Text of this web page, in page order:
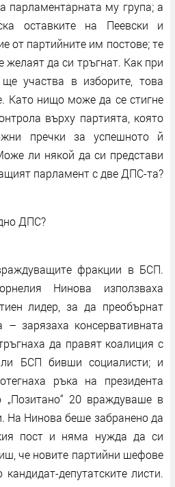
парламентарната му група; а
оставките на Пеевски и
от партийните им постове; те
желаят да си тръгнат. Как при
участва в изборите, това
Като нищо може да се стигне
върху партията, която
пречки за успешното й
ли някой да си представи
парламент с две ДПС-та?
ДПС?
фракции в БСП.
Нинова използваха
лидер, за да преобърнат
– зарязаха консервативната
да правят коалиция с
БСП бивши социалисти; и
ръка на президента
„Позитано“ 20 враждуваше в
На Нинова беше забранено да
пост и няма нужда да си
че новите партийни шефове
депутатските листи.